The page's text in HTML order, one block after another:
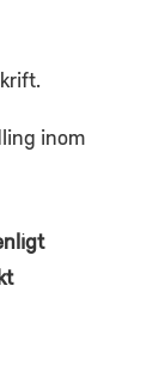
inom